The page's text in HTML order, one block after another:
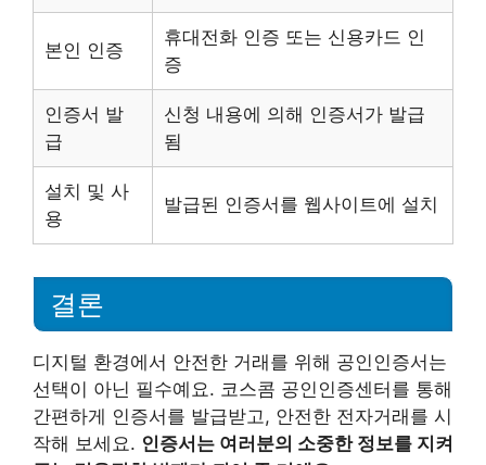
본인 인증
휴대전화 인증 또는 신용카드 인
증
인증서 발
급
신청 내용에 의해 인증서가 발급
됨
설치 및 사
용
발급된 인증서를 웹사이트에 설치
결론
디지털 환경에서 안전한 거래를 위해 공인인증서는
선택이 아닌 필수예요. 코스콤 공인인증센터를 통해
간편하게 인증서를 발급받고, 안전한 전자거래를 시
작해 보세요. 인증서는 여러분의 소중한 정보를 지켜